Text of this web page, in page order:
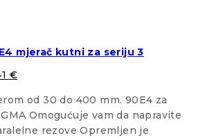
mjerač kutni za seriju 3
€
od 30 do 400 mm. 90E4 za
Omogućuje vam da napravite
rezove Opremljen je